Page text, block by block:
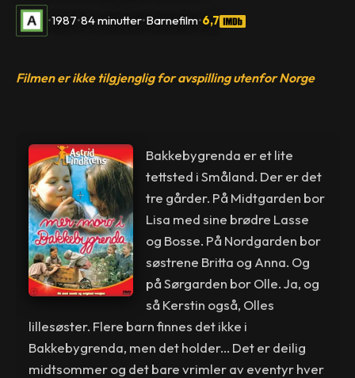
•1987•84 minutter•Barnefilm•6,7
Filmen er ikke tilgjenglig for avspilling utenfor Norge
Bakkebygrenda er et lite
tettsted i Småland. Der er det
tre gårder. På Midtgarden bor
Lisa med sine brødre Lasse
og Bosse. På Nordgarden bor
søstrene Britta og Anna. Og
på Sørgarden bor Olle. Ja, og
så Kerstin også, Olles
lillesøster. Flere barn finnes det ikke i
Bakkebygrenda, men det holder... Det er deilig
midtsommer og det bare vrimler av eventyr hver